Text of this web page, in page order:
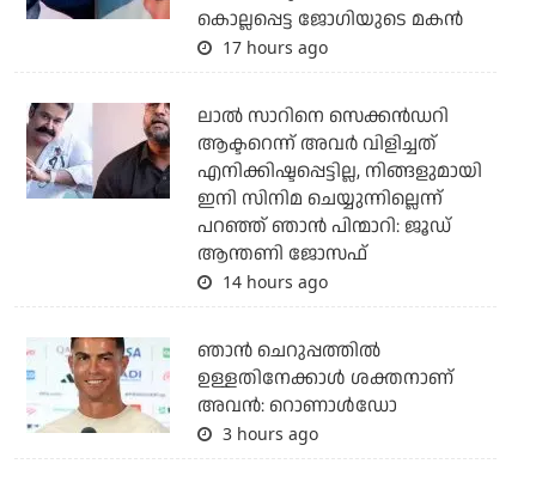
കൊല്ലപ്പെട്ട ജോഗിയുടെ മകന്‍
17 hours ago
ലാല്‍ സാറിനെ സെക്കന്‍ഡറി
ആക്ടറെന്ന് അവര്‍ വിളിച്ചത്
എനിക്കിഷ്ടപ്പെട്ടില്ല, നിങ്ങളുമായി
ഇനി സിനിമ ചെയ്യുന്നില്ലെന്ന്
പറഞ്ഞ് ഞാന്‍ പിന്മാറി: ജൂഡ്
ആന്തണി ജോസഫ്
14 hours ago
ഞാന്‍ ചെറുപ്പത്തില്‍
ഉള്ളതിനേക്കാള്‍ ശക്തനാണ്
അവന്‍: റൊണാള്‍ഡോ
3 hours ago